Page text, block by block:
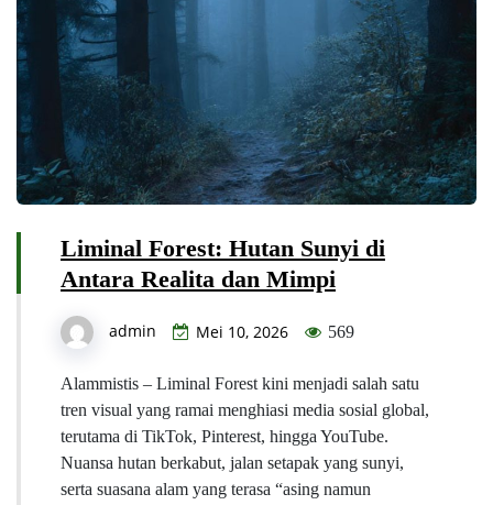
Liminal Forest: Hutan Sunyi di
Antara Realita dan Mimpi
admin Mei 10, 2026 569
Alammistis – Liminal Forest kini menjadi salah satu
tren visual yang ramai menghiasi media sosial global,
terutama di TikTok, Pinterest, hingga YouTube.
Nuansa hutan berkabut, jalan setapak yang sunyi,
serta suasana alam yang terasa “asing namun